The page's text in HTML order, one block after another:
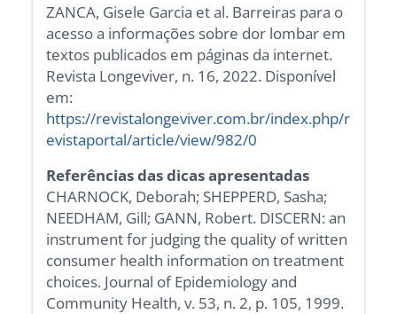
ZANCA, Gisele Garcia et al. Barreiras para o
acesso a informações sobre dor lombar em
textos publicados em páginas da internet.
Revista Longeviver, n. 16, 2022. Disponível
em:
https://revistalongeviver.com.br/index.php/r
evistaportal/article/view/982/0
Referências das dicas apresentadas
CHARNOCK, Deborah; SHEPPERD, Sasha;
NEEDHAM, Gill; GANN, Robert. DISCERN: an
instrument for judging the quality of written
consumer health information on treatment
choices. Journal of Epidemiology and
Community Health, v. 53, n. 2, p. 105, 1999.